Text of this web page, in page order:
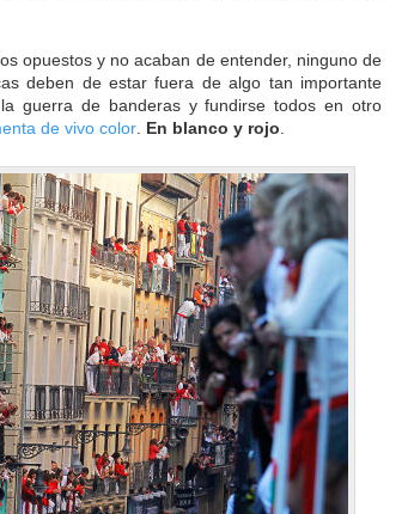
opuestos y no acaban de entender, ninguno de
deben de estar fuera de algo tan importante
guerra de banderas y fundirse todos en otro
de vivo color En blanco y rojo